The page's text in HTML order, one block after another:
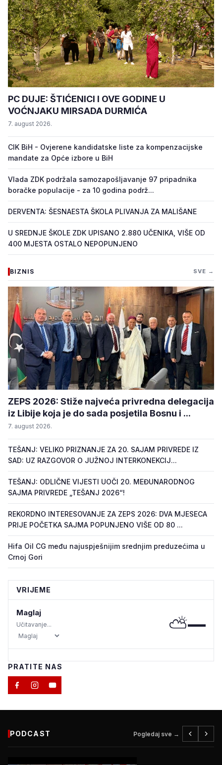
PC DUJE: ŠTIĆENICI I OVE GODINE U
VOĆNJAKU MIRSADA DURMIĆA
7. august 2026.
CIK BiH - Ovjerene kandidatske liste za kompenzacijske
mandate za Opće izbore u BiH
Vlada ZDK podržala samozapošljavanje 97 pripadnika
boračke populacije - za 10 godina podrž...
DERVENTA: ŠESNAESTA ŠKOLA PLIVANJA ZA MALIŠANE
U SREDNJE ŠKOLE ZDK UPISANO 2.880 UČENIKA, VIŠE OD
400 MJESTA OSTALO NEPOPUNJENO
BIZNIS SVE →
ZEPS 2026: Stiže najveća privredna delegacija
iz Libije koja je do sada posjetila Bosnu i ...
7. august 2026.
TEŠANJ: VELIKO PRIZNANJE ZA 20. SAJAM PRIVREDE IZ
SAD: UZ RAZGOVOR O JUŽNOJ INTERKONEKCIJ...
TEŠANJ: ODLIČNE VIJESTI UOČI 20. MEĐUNARODNOG
SAJMA PRIVREDE „TEŠANJ 2026“!
REKORDNO INTERESOVANJE ZA ZEPS 2026: DVA MJESECA
PRIJE POČETKA SAJMA POPUNJENO VIŠE OD 80 ...
Hifa Oil CG među najuspješnijim srednjim preduzećima u
Crnoj Gori
VRIJEME
Maglaj
Učitavanje... ⛅—
PRATITE NAS
PODCAST Pogledaj sve →